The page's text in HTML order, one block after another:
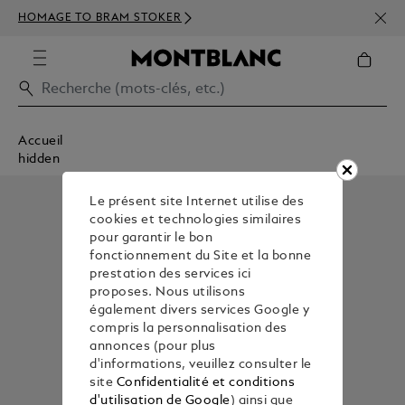
HOMAGE TO BRAM STOKER
350€
Accueil
hidden
Le présent site Internet utilise des
cookies et technologies similaires
pour garantir le bon
fonctionnement du Site et la bonne
prestation des services ici
proposes. Nous utilisons
également divers services Google y
compris la personnalisation des
annonces (pour plus
d'informations, veuillez consulter le
site Confidentialité et conditions
d'utilisation de Google) ainsi que